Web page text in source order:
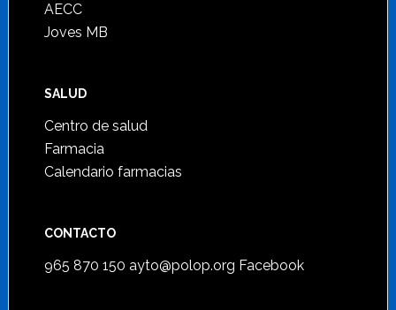
AECC
Joves MB
SALUD
Centro de salud
Farmacia
Calendario farmacias
CONTACTO
965 870 150 ayto@polop.org Facebook